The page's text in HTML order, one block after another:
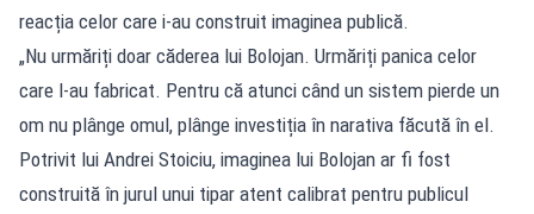
reacția celor care i-au construit imaginea publică.
„Nu urmăriți doar căderea lui Bolojan. Urmăriți panica celor
care l-au fabricat. Pentru că atunci când un sistem pierde un
om nu plânge omul, plânge investiția în narativa făcută în el.
Potrivit lui Andrei Stoiciu, imaginea lui Bolojan ar fi fost
construită în jurul unui tipar atent calibrat pentru publicul